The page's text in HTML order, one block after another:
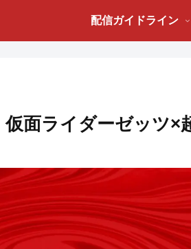
配信ガイドライン
仮面ライダーゼッツ×